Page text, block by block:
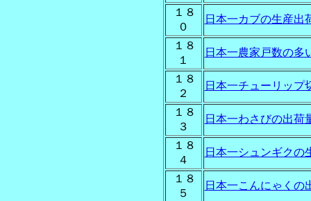
１８
０
日本一カブの生産出
１８
１
日本一農家戸数の多
１８
２
日本一チューリップ
１８
３
日本一わさびの出荷
１８
４
日本一シュンギクの
１８
５
日本一こんにゃくの